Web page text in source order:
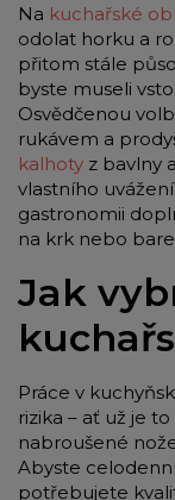
Na kuchařské
odolat horku a
přitom stále
byste museli
Osvědčenou
rukávem a
kalhoty z bavlny
vlastního
gastronomii
na krk nebo
Jak
Práce v
rizika – ať už je
nabroušené
Abyste
potřebujete